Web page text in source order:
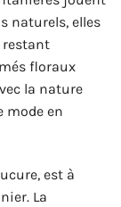
naturels, elles
restant
floraux
la nature
mode en
est à
La